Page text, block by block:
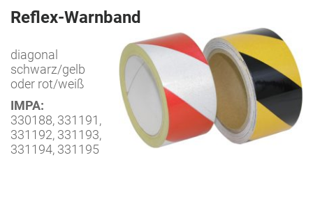
Reflex-Warnband
diagonal
schwarz/gelb
oder rot/weiß
IMPA:
330188, 331191,
331192, 331193,
331194, 331195